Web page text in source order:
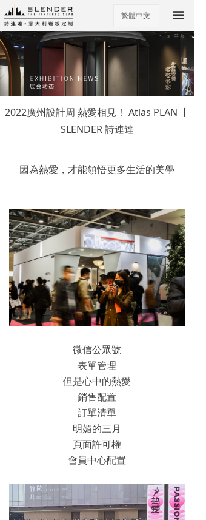
끀
ꀅ
繁體中文
2022廣州設計周 熱愛相見！ Atlas PLAN 丨
SLENDER 詩連達
因為熱愛，才能領悟更多生活的美學
微信公眾號
表單管理
但是心中的熱愛
銷售配置
訂單清單
明媚的三月
頁面許可權
會員中心配置